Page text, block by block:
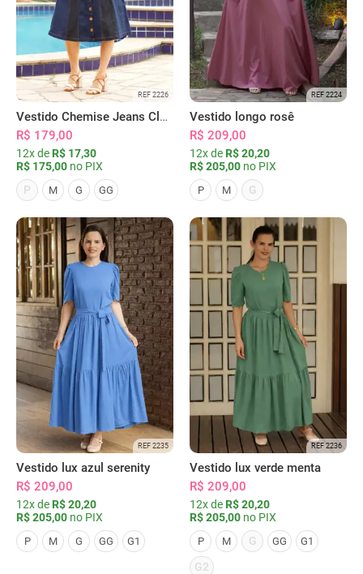
REF 2226
Vestido Chemise Jeans Clássica Serena
R$ 179,00
12x de R$ 17,30
R$ 175,00 no PIX
P
M G GG
REF 2224
Vestido longo rosê
R$ 209,00
12x de R$ 20,20
R$ 205,00 no PIX
P M G
REF 2235
Vestido lux azul serenity
R$ 209,00
12x de R$ 20,20
R$ 205,00 no PIX
P M G GG G1
REF 2236
Vestido lux verde menta
R$ 209,00
12x de R$ 20,20
R$ 205,00 no PIX
P M G GG G1
G2